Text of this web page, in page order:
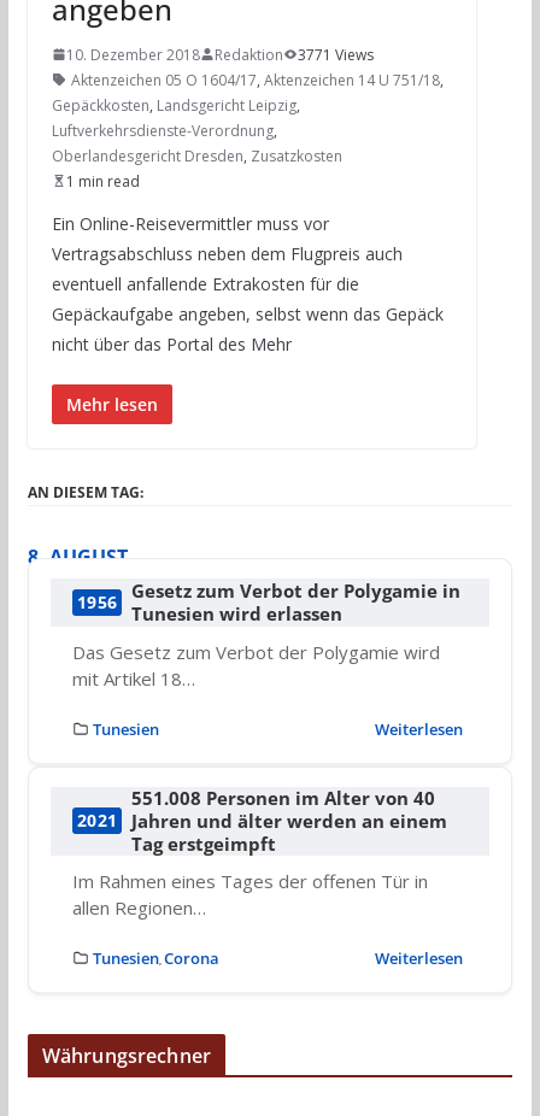
angeben
10. Dezember 2018 Redaktion
3771 Views
Aktenzeichen 05 O 1604/17, Aktenzeichen 14 U 751/18,
Gepäckkosten, Landsgericht Leipzig,
Luftverkehrsdienste-Verordnung,
Oberlandesgericht Dresden, Zusatzkosten
1 min read
Ein Online-Reisevermittler muss vor
Vertragsabschluss neben dem Flugpreis auch
eventuell anfallende Extrakosten für die
Gepäckaufgabe angeben, selbst wenn das Gepäck
nicht über das Portal des Mehr
Mehr lesen
AN DIESEM TAG:
8. AUGUST
1956
Gesetz zum Verbot der Polygamie in
Tunesien wird erlassen
Das Gesetz zum Verbot der Polygamie wird
mit Artikel 18…
Tunesien Weiterlesen
2021
551.008 Personen im Alter von 40
Jahren und älter werden an einem
Tag erstgeimpft
Im Rahmen eines Tages der offenen Tür in
allen Regionen…
Tunesien, Corona Weiterlesen
Währungsrechner